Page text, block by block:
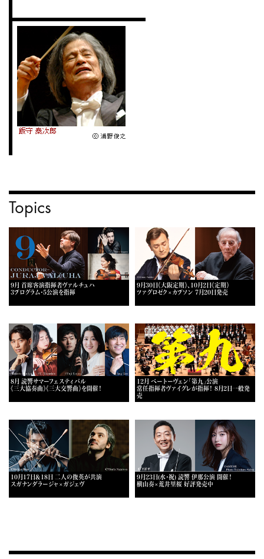
Topics
9月 首席客演指揮者ヴァルチュハ
3プログラム・5公演を指揮
9月30日《大阪定期》、10月2日《定期》
ツァグロゼク×カプソン 7月20日発売
8月 読響サマーフェスティバル
《三大協奏曲》《三大交響曲》を開催！
12月 ベートーヴェン「第九」公演
常任指揮者ヴァイグレが指揮！ 8月2日一般発
売
10月17日＆18日 二人の俊英が共演
スガナンダラージャ×ガジェヴ
9月23日(水・祝) 読響 伊那公演 開催！
横山奏×荒井里桜 好評発売中